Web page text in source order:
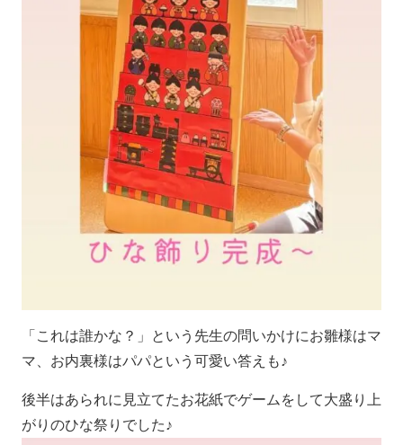
「これは誰かな？」という先生の問いかけにお雛様はマ
マ、お内裏様はパパという可愛い答えも♪
後半はあられに見立てたお花紙でゲームをして大盛り上
がりのひな祭りでした♪